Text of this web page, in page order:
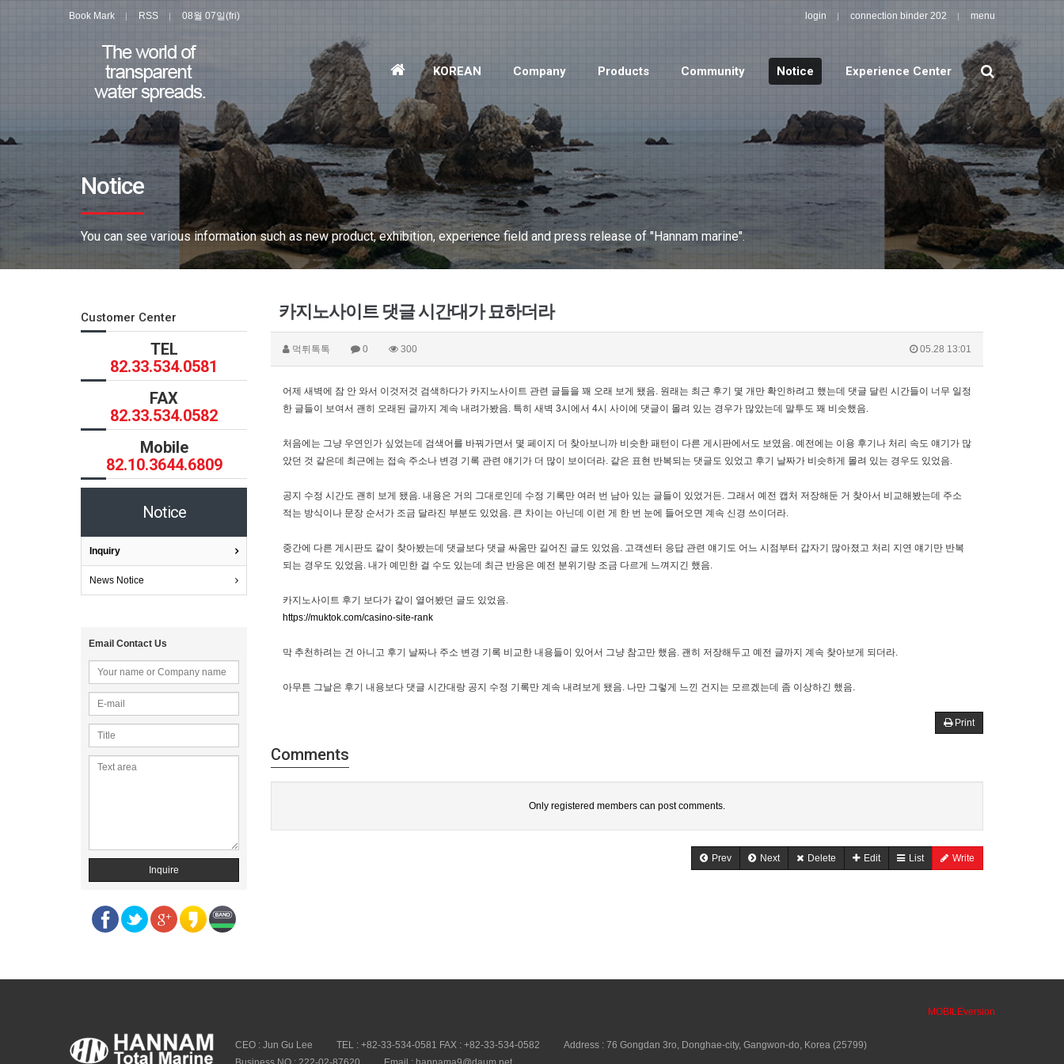
Book Mark RSS 08월 07일(fri) login connection binder 202 menu
홈
으
로
KOREAN Company Products Community Notice Experience Center search
Notice
You can see various information such as new product, exhibition, experience field and press release of "Hannam marine".
카지노사이트 댓글 시간대가 묘하더라
먹튀톡톡 0 300 05.28 13:01
어제 새벽에 잠 안 와서 이것저것 검색하다가 카지노사이트 관련 글들을 꽤 오래 보게 됐음. 원래는 최근 후기 몇 개만 확인하려고 했는데 댓글 달린 시간들이 너무 일정
한 글들이 보여서 괜히 오래된 글까지 계속 내려가봤음. 특히 새벽 3시에서 4시 사이에 댓글이 몰려 있는 경우가 많았는데 말투도 꽤 비슷했음.
처음에는 그냥 우연인가 싶었는데 검색어를 바꿔가면서 몇 페이지 더 찾아보니까 비슷한 패턴이 다른 게시판에서도 보였음. 예전에는 이용 후기나 처리 속도 얘기가 많
았던 것 같은데 최근에는 접속 주소나 변경 기록 관련 얘기가 더 많이 보이더라. 같은 표현 반복되는 댓글도 있었고 후기 날짜가 비슷하게 몰려 있는 경우도 있었음.
공지 수정 시간도 괜히 보게 됐음. 내용은 거의 그대로인데 수정 기록만 여러 번 남아 있는 글들이 있었거든. 그래서 예전 캡처 저장해둔 거 찾아서 비교해봤는데 주소
적는 방식이나 문장 순서가 조금 달라진 부분도 있었음. 큰 차이는 아닌데 이런 게 한 번 눈에 들어오면 계속 신경 쓰이더라.
중간에 다른 게시판도 같이 찾아봤는데 댓글보다 댓글 싸움만 길어진 글도 있었음. 고객센터 응답 관련 얘기도 어느 시점부터 갑자기 많아졌고 처리 지연 얘기만 반복
되는 경우도 있었음. 내가 예민한 걸 수도 있는데 최근 반응은 예전 분위기랑 조금 다르게 느껴지긴 했음.
카지노사이트 후기 보다가 같이 열어봤던 글도 있었음.
https://muktok.com/casino-site-rank
막 추천하려는 건 아니고 후기 날짜나 주소 변경 기록 비교한 내용들이 있어서 그냥 참고만 했음. 괜히 저장해두고 예전 글까지 계속 찾아보게 되더라.
아무튼 그날은 후기 내용보다 댓글 시간대랑 공지 수정 기록만 계속 내려보게 됐음. 나만 그렇게 느낀 건지는 모르겠는데 좀 이상하긴 했음.
Print
Comments
Only registered members can post comments.
Prev Next Delete Edit List Write
Customer Center
TEL
82.33.534.0581
FAX
82.33.534.0582
Mobile
82.10.3644.6809
Notice
Inquiry
News Notice
Email Contact Us
Inquire
MOBILEversion
CEO : Jun Gu Lee TEL : +82-33-534-0581 FAX : +82-33-534-0582
Address : 76 Gongdan 3ro, Donghae-city, Gangwon-do, Korea (25799)